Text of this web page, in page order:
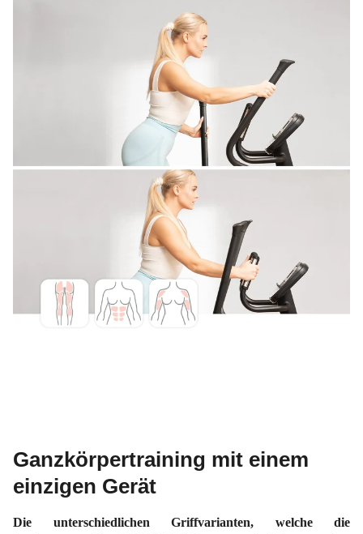
Ganzkörpertraining mit einem
einzigen Gerät
Die unterschiedlichen Griffvarianten, welche die